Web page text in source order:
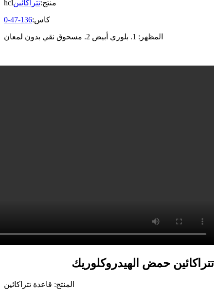
منتج:تتراكائينhcl
كاس:136-47-0
المظهر: 1. بلوري أبيض 2. مسحوق نقي بدون لمعان
تتراكائين حمض الهيدروكلوريك
المنتج: قاعدة تتراكائين